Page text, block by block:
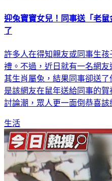
迎兔寶寶女兒！同事送「老
了
許多人在得知親友或同事生
禮。不過，近日就有一名網友
其生肖屬兔，結果同事卻送
是該網友在鼠年送給同事的
討論潮，眾人更一面倒恭喜該
生活